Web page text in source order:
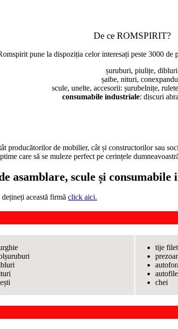
De ce ROMSPIRIT?
pune la dispoziția celor interesați peste 3000 de
șuruburi, piulițe, dibluri
șaibe, nituri,
scule, unelte, accesorii: șurubelnițe,
consumabile industriale: discuri
producătorilor de mobilier, cât și constructorilor sau
care să se muleze perfect pe cerințele
asamblare, scule și consumabile
această firmă click aici.
tije
chei